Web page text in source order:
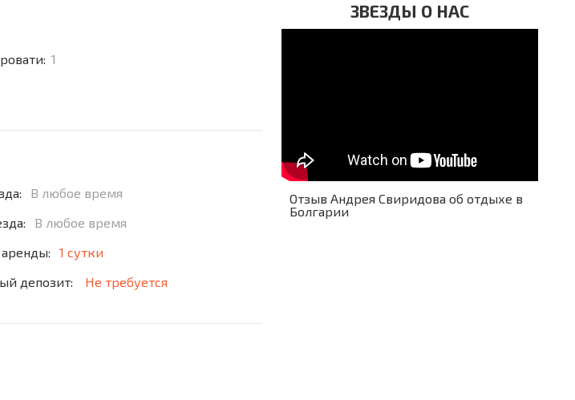
ЗВЕЗДЫ О НАС
Отзыв Андрея Свиридова об отдыхе в
Болгарии
1
В любое время
В любое время
1 сутки
депозит:
Не требуется